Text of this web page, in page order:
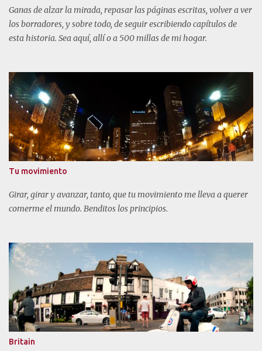
Ganas de alzar la mirada, repasar las páginas escritas, volver a ver
los borradores, y sobre todo, de seguir escribiendo capítulos de
esta historia. Sea aquí, allí o a 500 millas de mi hogar.
Tu movimiento
Girar, girar y avanzar, tanto, que tu movimiento me lleva a querer
comerme el mundo. Benditos los principios.
Britain